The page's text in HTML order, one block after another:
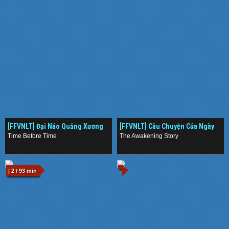
[FFVNLT] Đại Náo Quảng Xương
Long ()
Time Before Time
[FFVNLT] Câu Chuyện Của Ngày
Xưa ()
The Awakening Story
| 2 / 93 min